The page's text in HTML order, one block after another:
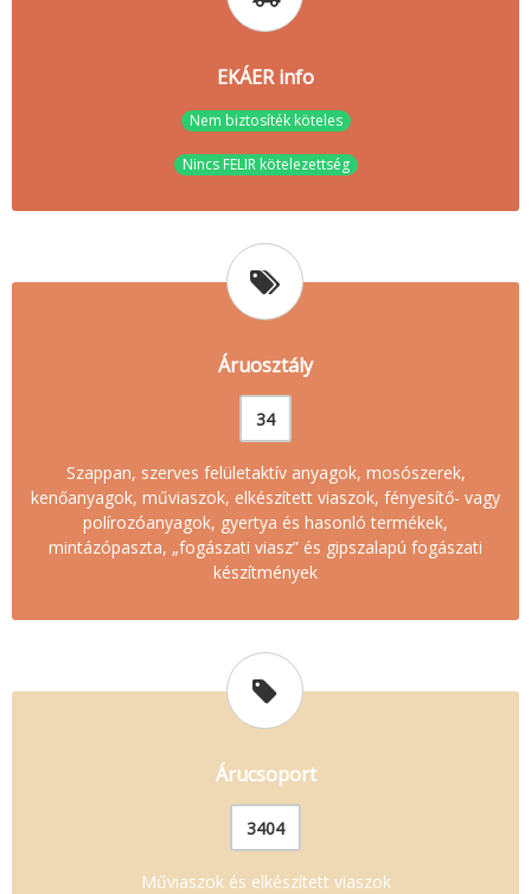
EKÁER info
Nem biztosíték köteles
Nincs FELIR kötelezettség
Áruosztály
34
Szappan, szerves felületaktív anyagok, mosószerek,
kenőanyagok, műviaszok, elkészített viaszok, fényesítő- vagy
polírozóanyagok, gyertya és hasonló termékek,
mintázópaszta, „fogászati viasz” és gipszalapú fogászati
készítmények
Árucsoport
3404
Műviaszok és elkészített viaszok